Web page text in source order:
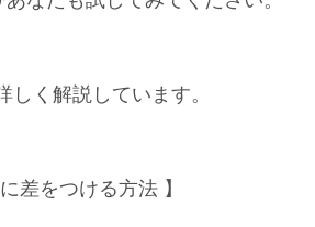
く解説しています。
差をつける方法 】